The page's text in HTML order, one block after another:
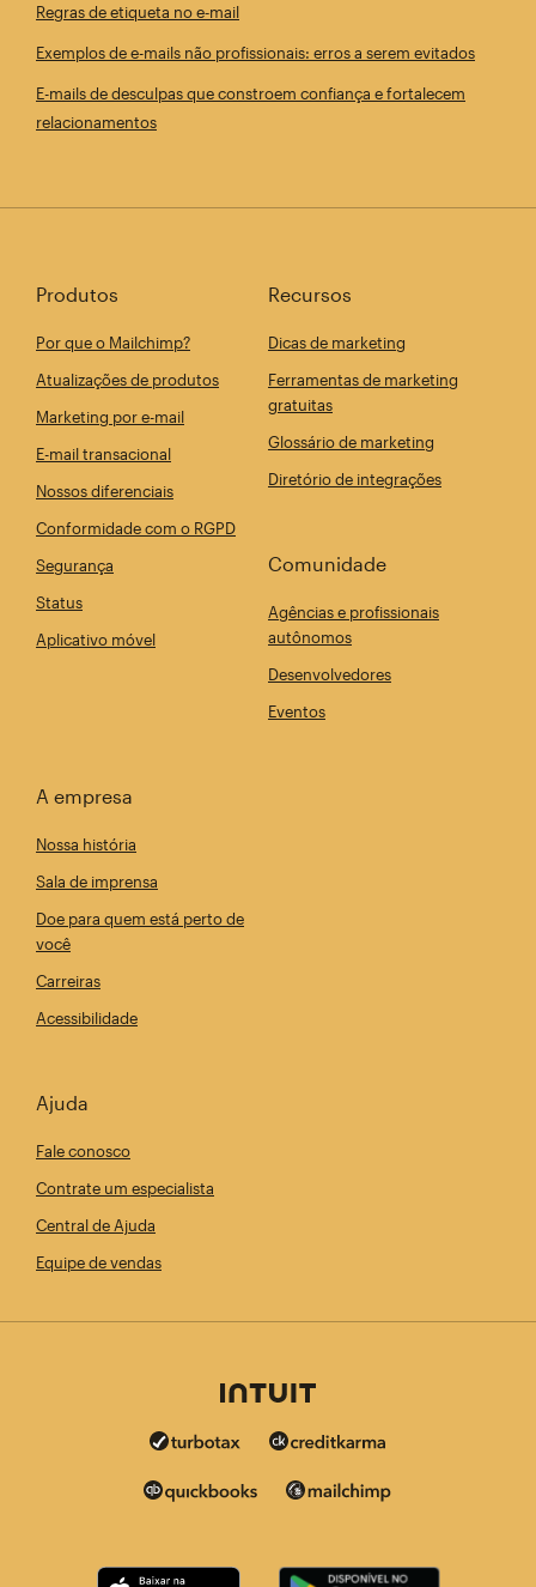
Regras de etiqueta no e‑mail
Exemplos de e-mails não profissionais: erros a serem evitados
E-mails de desculpas que constroem confiança e fortalecem
relacionamentos
Produtos
Por que o Mailchimp?
Atualizações de produtos
Marketing por e-mail
E-mail transacional
Nossos diferenciais
Conformidade com o RGPD
Segurança
Status
Aplicativo móvel
Recursos
Dicas de marketing
Ferramentas de marketing
gratuitas
Glossário de marketing
Diretório de integrações
Comunidade
Agências e profissionais
autônomos
Desenvolvedores
Eventos
A empresa
Nossa história
Sala de imprensa
Doe para quem está perto de
você
Carreiras
Acessibilidade
Ajuda
Fale conosco
Contrate um especialista
Central de Ajuda
Equipe de vendas